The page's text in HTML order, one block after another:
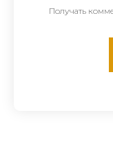
Получать